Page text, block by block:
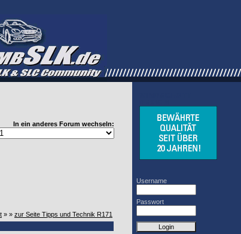
In ein anderes Forum wechseln:
» » zur Seite Tipps und Technik R171
Username
Passwort